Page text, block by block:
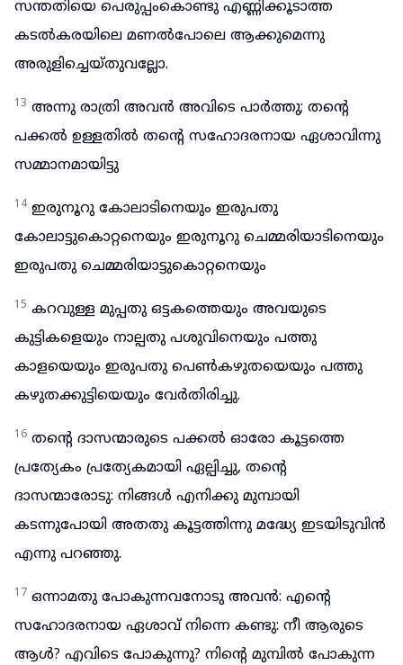
സന്തതിയെ പെരുപ്പംകൊണ്ടു എണ്ണിക്കൂടാത്ത
കടൽകരയിലെ മണൽപോലെ ആക്കുമെന്നു
അരുളിച്ചെയ്തുവല്ലോ.
13 അന്നു രാത്രി അവൻ അവിടെ പാർത്തു; തന്റെ
പക്കൽ ഉള്ളതിൽ തന്റെ സഹോദരനായ ഏശാവിന്നു
സമ്മാനമായിട്ടു
14 ഇരുനൂറു കോലാടിനെയും ഇരുപതു
കോലാട്ടുകൊറ്റനെയും ഇരുനൂറു ചെമ്മരിയാടിനെയും
ഇരുപതു ചെമ്മരിയാട്ടുകൊറ്റനെയും
15 കറവുള്ള മുപ്പതു ഒട്ടകത്തെയും അവയുടെ
കുട്ടികളെയും നാല്പതു പശുവിനെയും പത്തു
കാളയെയും ഇരുപതു പെൺകഴുതയെയും പത്തു
കഴുതക്കുട്ടിയെയും വേർതിരിച്ചു.
16 തന്റെ ദാസന്മാരുടെ പക്കൽ ഓരോ കൂട്ടത്തെ
പ്രത്യേകം പ്രത്യേകമായി ഏല്പിച്ചു, തന്റെ
ദാസന്മാരോടു: നിങ്ങൾ എനിക്കു മുമ്പായി
കടന്നുപോയി അതതു കൂട്ടത്തിന്നു മദ്ധ്യേ ഇടയിടുവിൻ
എന്നു പറഞ്ഞു.
17 ഒന്നാമതു പോകുന്നവനോടു അവൻ: എന്റെ
സഹോദരനായ ഏശാവ് നിന്നെ കണ്ടു: നീ ആരുടെ
ആൾ? എവിടെ പോകുന്നു? നിന്റെ മുമ്പിൽ പോകുന്ന